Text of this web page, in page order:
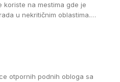
koriste na mestima gde je
u nekritičnim oblastima.
otpornih podnih obloga sa